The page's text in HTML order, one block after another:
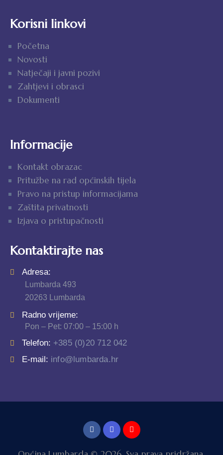
Korisni linkovi
Početna
Novosti
Natječaji i javni pozivi
Zahtjevi i obrasci
Dokumenti
Informacije
Kontakt obrazac
Pritužbe na rad općinskih tijela
Pravo na pristup informacijama
Zaštita privatnosti
Izjava o pristupačnosti
Kontaktirajte nas
Adresa:
Lumbarda 493
20263 Lumbarda
Radno vrijeme:
Pon – Pet: 07:00 – 15:00 h
Telefon: +385 (0)20 712 042
E-mail: info@lumbarda.hr